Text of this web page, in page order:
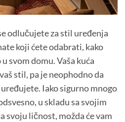
odlučujete za stil uređenja
koji ćete odabrati, kako
svom domu. Vaša kuća
stil, pa je neophodno da
Iako sigurno mnogo
u skladu sa svojim
svoju ličnost, možda će vam